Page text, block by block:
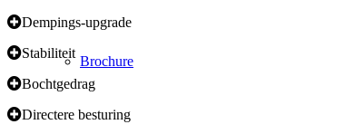
Brochure
Dempings-upgrade
Stabiliteit
Bochtgedrag
Directere besturing